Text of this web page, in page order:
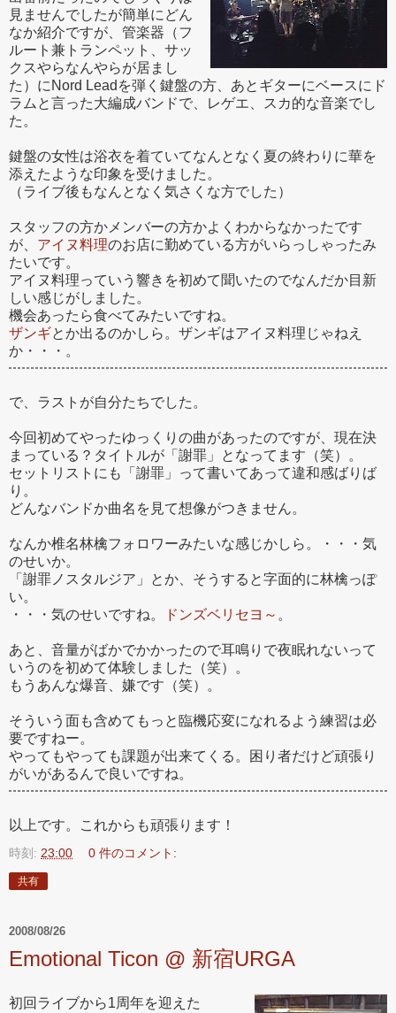
見ませんでしたが簡単にどん
なか紹介ですが、管楽器（フ
ルート兼トランペット、サッ
クスやらなんやらが居まし
た）にNord Leadを弾く鍵盤の方、あとギターにベースにド
ラムと言った大編成バンドで、レゲエ、スカ的な音楽でし
た。
鍵盤の女性は浴衣を着ていてなんとなく夏の終わりに華を
添えたような印象を受けました。
（ライブ後もなんとなく気さくな方でした）
スタッフの方かメンバーの方かよくわからなかったです
が、 アイヌ料理のお店に勤めている方がいらっしゃったみ
たいです。
アイヌ料理っていう響きを初めて聞いたのでなんだか目新
しい感じがしました。
機会あったら食べてみたいですね。
ザンギとか出るのかしら。ザンギはアイヌ料理じゃねえ
か・・・。
で、ラストが自分たちでした。
今回初めてやったゆっくりの曲があったのですが、現在決
まっている？タイトルが「謝罪」となってます（笑）。
セットリストにも「謝罪」って書いてあって違和感ばりば
り。
どんなバンドか曲名を見て想像がつきません。
なんか椎名林檎フォロワーみたいな感じかしら。・・・気
のせいか。
「謝罪ノスタルジア」とか、そうすると字面的に林檎っぽ
い。
・・・気のせいですね。
ドンズベリセヨ～ 。
あと、音量がばかでかかったので耳鳴りで夜眠れないって
いうのを初めて体験しました（笑）。
もうあんな爆音、嫌です（笑）。
そういう面も含めてもっと臨機応変になれるよう練習は必
要ですねー。
やってもやっても課題が出来てくる。困り者だけど頑張り
がいがあるんで良いですね。
以上です。これからも頑張ります！
時刻: 23:00 0 件のコメント:
共有
2008/08/26
Emotional Ticon @ 新宿URGA
初回ライブから1周年を迎えた